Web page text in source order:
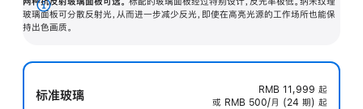
玻璃面板可分散反射光，从而进一步减少反光，即使在高亮光源的工作场所也能保
持出色画质。
展
开
标准玻璃 RMB 11,999 起
或 RMB 500/月 (24 期) 起